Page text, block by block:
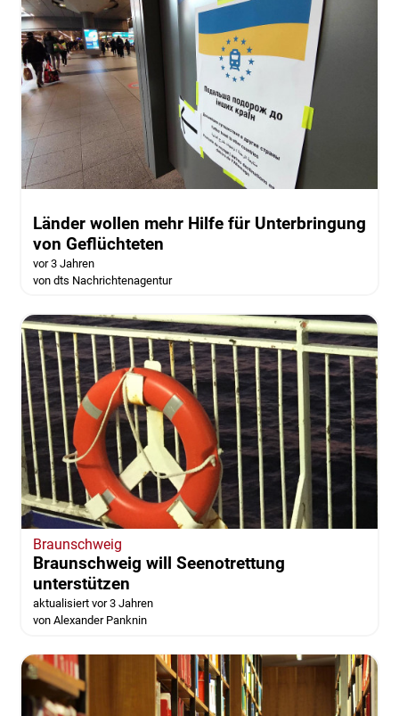
Länder wollen mehr Hilfe für Unterbringung
von Geflüchteten
vor 3 Jahren
von dts Nachrichtenagentur
Braunschweig
Braunschweig will Seenotrettung
unterstützen
aktualisiert vor 3 Jahren
von Alexander Panknin